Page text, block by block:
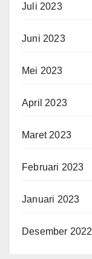
Juli 2023
Juni 2023
Mei 2023
April 2023
Maret 2023
Februari 2023
Januari 2023
Desember 2022